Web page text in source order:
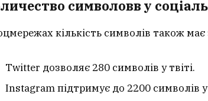
символовв у
кількість символів також
Twitter дозволяє 280 символів у твіті.
Instagram підтримує до 2200 символів у